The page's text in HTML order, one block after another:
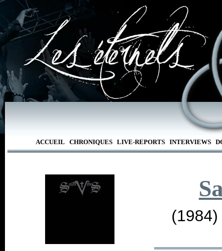
ACCUEIL CHRONIQUES LIVE-REPORTS INTERVIEWS